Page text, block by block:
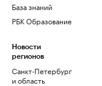
База знаний
РБК Образование
Новости
регионов
Санкт-Петербург
и область